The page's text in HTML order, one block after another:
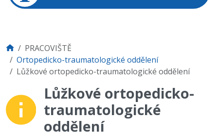
PRACOVIŠTĚ
Ortopedicko-traumatologické oddělení
Lůžkové ortopedicko-traumatologické oddělení
Lůžkové ortopedicko-
traumatologické
oddělení